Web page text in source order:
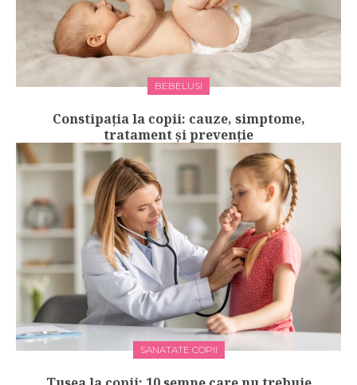
BEBELUSI
Constipația la copii: cauze, simptome,
tratament și prevenție
SANATATE COPII